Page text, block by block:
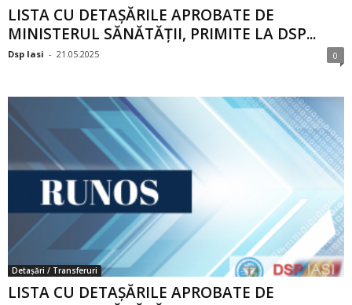
LISTA CU DETAȘĂRILE APROBATE DE
MINISTERUL SĂNĂTĂȚII, PRIMITE LA DSP...
Dsp Iasi - 21.05.2025 0
Detașări / Transferuri
LISTA CU DETAȘĂRILE APROBATE DE